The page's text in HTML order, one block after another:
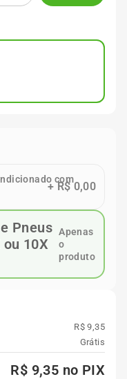
com
+R$ 0,00
Apenas
o
produto
R$ 9,35
Grátis
R$ 9,35 no PIX